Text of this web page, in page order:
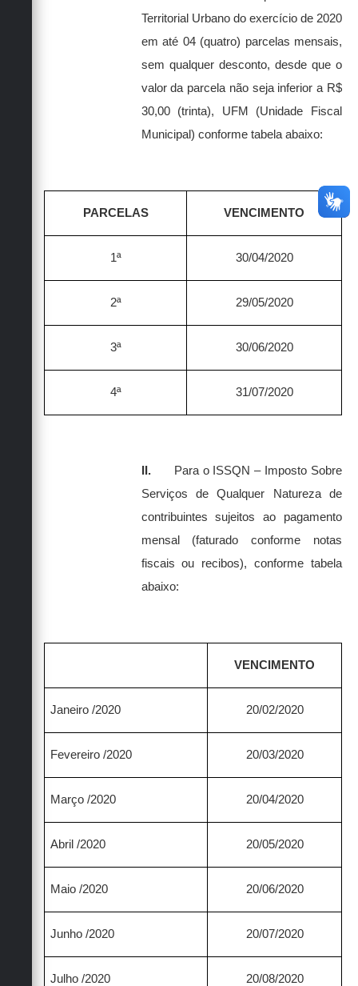
Territorial Urbano do exercício de 2020
em até 04 (quatro) parcelas mensais,
sem qualquer desconto, desde que o
valor da parcela não seja inferior a R$
30,00 (trinta), UFM (Unidade Fiscal
Municipal) conforme tabela abaixo:
PARCELAS VENCIMENTO
1ª 30/04/2020
2ª 29/05/2020
3ª 30/06/2020
4ª 31/07/2020
II.
Para o ISSQN – Imposto Sobre
Serviços de Qualquer Natureza de
contribuintes sujeitos ao pagamento
mensal (faturado conforme notas
fiscais ou recibos), conforme tabela
abaixo:
VENCIMENTO
Janeiro /2020 20/02/2020
Fevereiro /2020 20/03/2020
Março /2020 20/04/2020
Abril /2020 20/05/2020
Maio /2020 20/06/2020
Junho /2020 20/07/2020
Julho /2020 20/08/2020